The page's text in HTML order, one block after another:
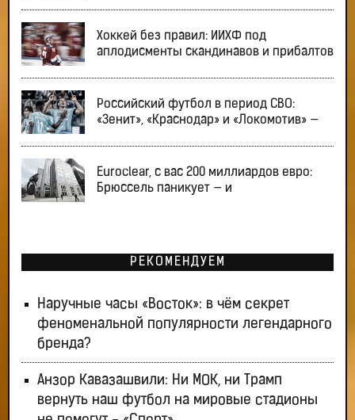
Хоккей без правил: ИИХФ под
аплодисменты скандинавов и прибалтов
Российский футбол в период СВО:
«Зенит», «Краснодар» и «Локомотив» —
Euroclear, с вас 200 миллиардов евро:
Брюссель паникует — и
РЕКОМЕНДУЕМ
Наручные часы «Восток»: в чём секрет
феноменальной популярности легендарного
бренда?
Анзор Кавазашвили: Ни МОК, ни Трамп
вернуть наш футбол на мировые стадионы